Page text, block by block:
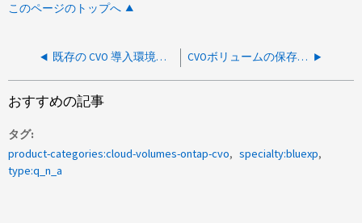
このページのトップへ
既存の CVO 導入環境で EBS ボリュームで AWS 暗号化を有効にすることはできますか？ CVOボリュームの保存中および転送中のデータを暗号化することは可能か
おすすめの記事
タグ
product-categories:cloud-volumes-ontap-cvo
specialty:bluexp
type:q_n_a